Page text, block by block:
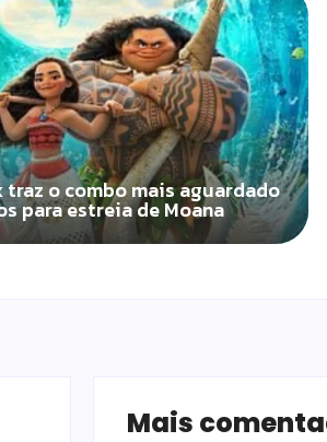
traz o combo mais aguardado
para estreia de Moana
Mais